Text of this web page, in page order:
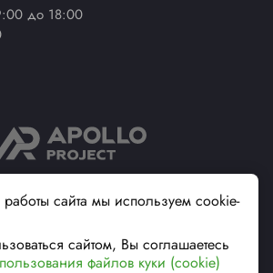
современной упаковки
на сайте, касающаяся технических
до 18:00
сайта мы используем cookie-
сайтом, Вы соглашаетесь
файлов куки (cookie)